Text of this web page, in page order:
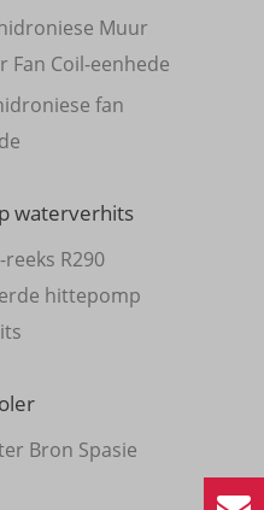
Muur
Fan Coil-eenhede
fan
waterverhits
reeks R290
hittepomp
Bron Spasie